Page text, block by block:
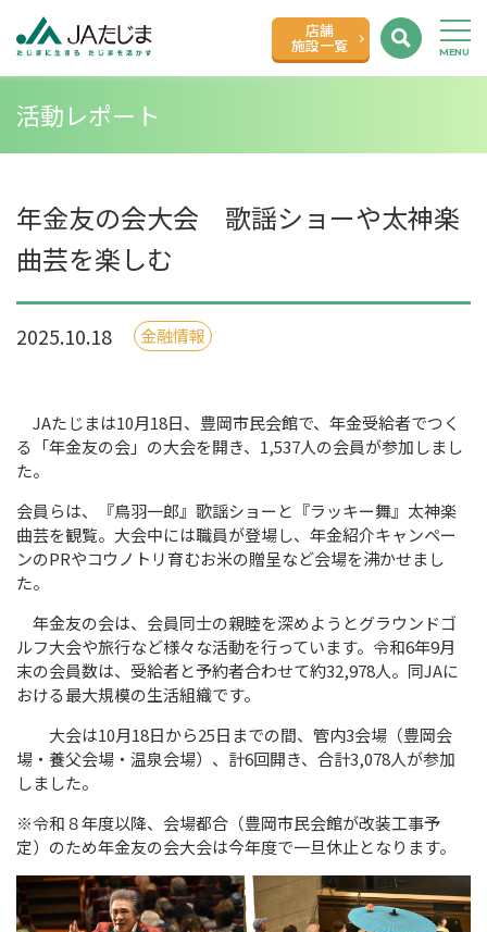
店舗
施設一覧
活動レポート
年金友の会大会 歌謡ショーや太神楽
曲芸を楽しむ
2025.10.18 金融情報
JAたじまは10月18日、豊岡市民会館で、年金受給者でつく
る「年金友の会」の大会を開き、1,537人の会員が参加しまし
た。
会員らは、『鳥羽一郎』歌謡ショーと『ラッキー舞』太神楽
曲芸を観覧。大会中には職員が登場し、年金紹介キャンペー
ンのPRやコウノトリ育むお米の贈呈など会場を沸かせまし
た。
年金友の会は、会員同士の親睦を深めようとグラウンドゴ
ルフ大会や旅行など様々な活動を行っています。令和6年9月
末の会員数は、受給者と予約者合わせて約32,978人。同JAに
おける最大規模の生活組織です。
大会は10月18日から25日までの間、管内3会場（豊岡会
場・養父会場・温泉会場）、計6回開き、合計3,078人が参加
しました。
※令和８年度以降、会場都合（豊岡市民会館が改装工事予
定）のため年金友の会大会は今年度で一旦休止となります。